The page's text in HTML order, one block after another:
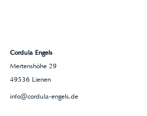
Cordula Engels
Mertenshöhe 29
49536 Lienen
info@cordula-engels.de